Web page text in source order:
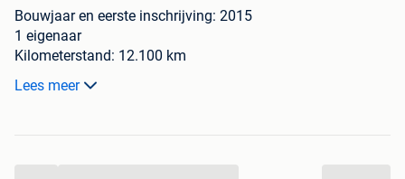
Bouwjaar en eerste inschrijving: 2015
1 eigenaar
Kilometerstand: 12.100 km
Special Edition: Nummer 3 (certificaat beschikbaar) +
plaatje bij chassisnummer
Lees meer